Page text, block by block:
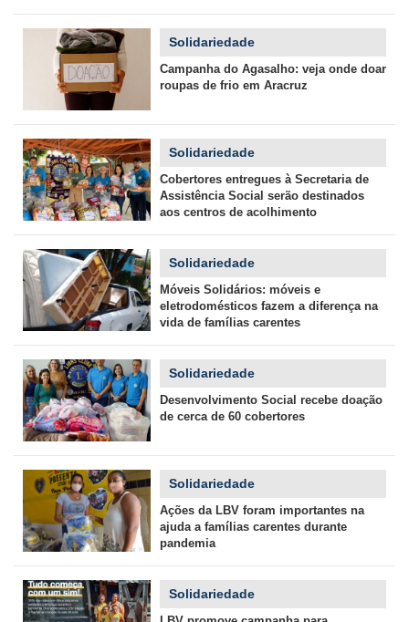
Solidariedade
Campanha do Agasalho: veja onde doar
roupas de frio em Aracruz
Solidariedade
Cobertores entregues à Secretaria de
Assistência Social serão destinados
aos centros de acolhimento
Solidariedade
Móveis Solidários: móveis e
eletrodomésticos fazem a diferença na
vida de famílias carentes
Solidariedade
Desenvolvimento Social recebe doação
de cerca de 60 cobertores
Solidariedade
Ações da LBV foram importantes na
ajuda a famílias carentes durante
pandemia
Solidariedade